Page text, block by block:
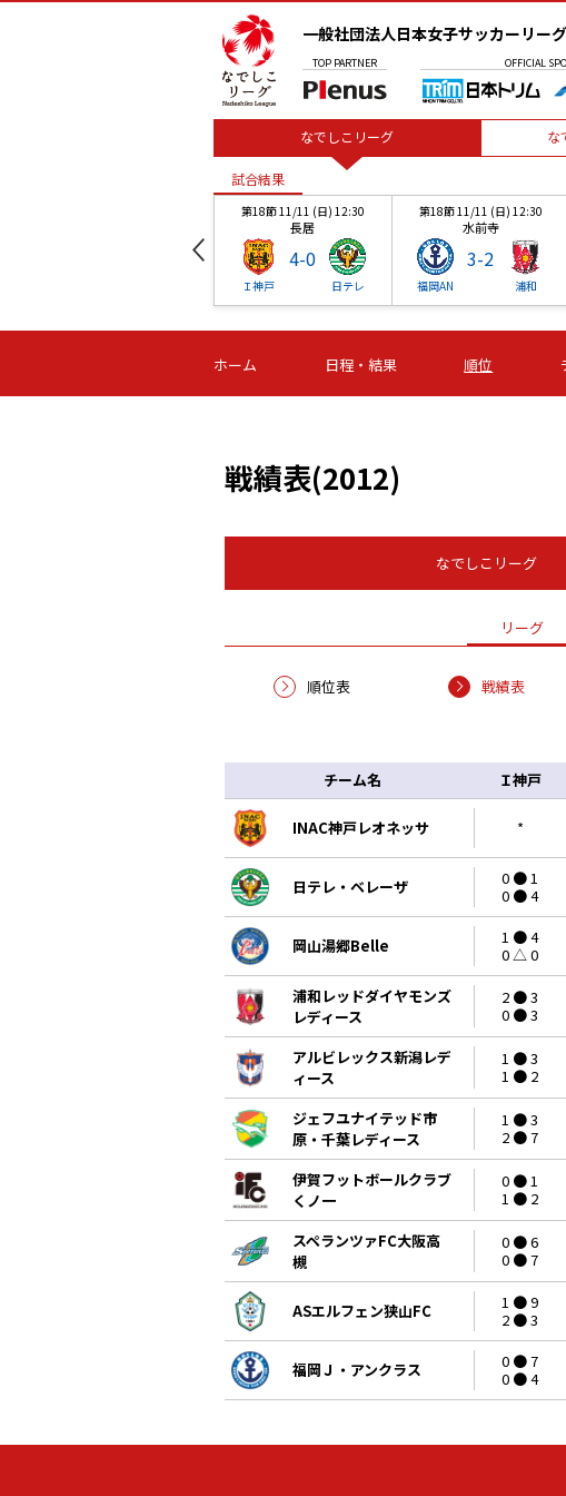
一般社団法人日本女子サッカーリーグ
TOP PARTNER OFFICIAL
なでしこリーグ な
試合結果
第18節 11/11 (日) 12:30
長居
Ｉ神戸
4-0
日テレ
第18節 11/11 (日) 12:30
水前寺
福岡AN
3-2
浦和
試合結果
試合結果
試合結果
ホーム 日程・結果 順位
戦績表(2012)
なでしこリーグ
リーグ
順位表 戦績表
チーム名 Ｉ神戸
INAC神戸レオネッサ *
日テレ・ベレーザ
0 ● 1
0 ● 4
岡山湯郷Belle
1 ● 4
0 △ 0
浦和レッドダイヤモンズ
レディース
2 ● 3
0 ● 3
アルビレックス新潟レデ
ィース
1 ● 3
1 ● 2
ジェフユナイテッド市
原・千葉レディース
1 ● 3
2 ● 7
伊賀フットボールクラブ
くノ一
0 ● 1
1 ● 2
スペランツァFC大阪高
槻
0 ● 6
0 ● 7
ASエルフェン狭山FC
1 ● 9
2 ● 3
福岡Ｊ・アンクラス
0 ● 7
0 ● 4